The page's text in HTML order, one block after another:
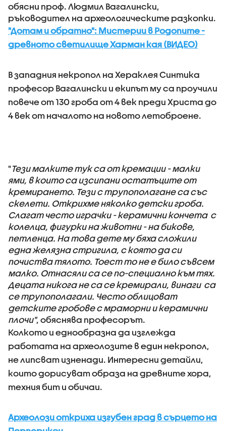
обясни проф. Людмил Вагалински,
ръководител на археологическите разкопки.
"Дотам и обратно": Мистерии в Родопите -
древното светилище Харман кая (ВИДЕО)
В западния некропол на Хераклея Синтика
професор Вагалински и екипът му са проучили
повече от 130 гроба от 4 век преди Христа до
4 век от началото на новото летоброене.
"Тези малките тук са от кремации - малки
ями, в които са изсипани остатъците от
кремирането. Тези с трупополагане са със
скелети. Открихме няколко детски гроба.
Слагат често играчки - керамични кончета с
колелца, фигурки на животни - на бикове,
петленца. На това дете му бяха сложили
една желязна стригила, с която да си
почиства тялото. Тоест то не е било съвсем
малко. Отнасяли са се по-специално към тях.
Децата никога не са се кремирали, винаги са
се трупополагали. Често облицоват
детските гробове с мраморни и керамични
плочи", обяснява професорът.
Колкото и еднообразна да изглежда
работата на археолозите в един некропол,
не липсват изненади. Интересни детайли,
които дорисуват образа на древните хора,
техния бит и обичаи.
Археолози откриха изгубен град в сърцето на